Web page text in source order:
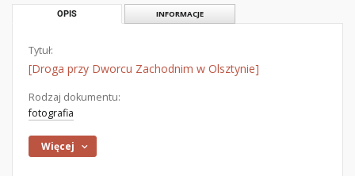
OPIS INFORMACJE
Tytuł:
[Droga przy Dworcu Zachodnim w Olsztynie]
Rodzaj dokumentu:
fotografia
Więcej